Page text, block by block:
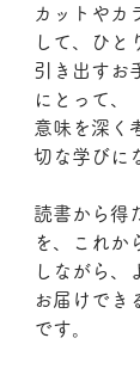
カットやカ
して、ひと
引き出すお
にとって、
意味を深く
切な学びに
読書から得
を、これか
しながら、
お届けでき
です。